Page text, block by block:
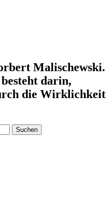
Malischewski.
darin,
die Wirklichkeit